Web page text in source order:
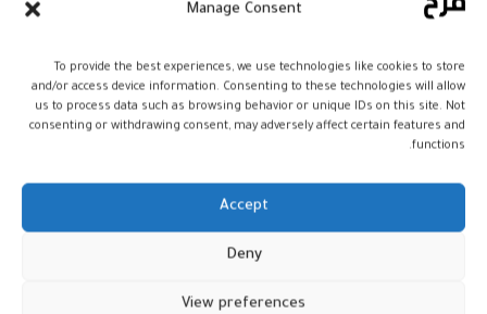
Manage Consent
To provide the best experiences, we use technologies like cookies to store
and/or access device information. Consenting to these technologies will allow
us to process data such as browsing behavior or unique IDs on this site. Not
consenting or withdrawing consent, may adversely affect certain features and
functions.
Accept
Deny
View preferences
فاطمة بوش تتوَّج ملكة جمال الكون
وعاصفة الجدل
أخبار 24 نوفمبر، 2025